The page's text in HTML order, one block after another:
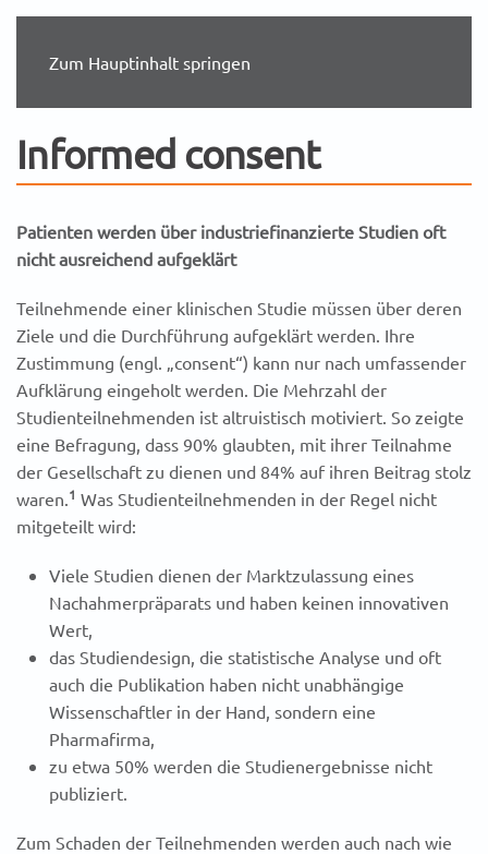
Zum Hauptinhalt springen
Informed consent
Patienten werden über industriefinanzierte Studien oft
nicht ausreichend aufgeklärt
Teilnehmende einer klinischen Studie müssen über deren
Ziele und die Durchführung aufgeklärt werden. Ihre
Zustimmung (engl. „consent“) kann nur nach umfassender
Aufklärung eingeholt werden. Die Mehrzahl der
Studienteilnehmenden ist altruistisch motiviert. So zeigte
eine Befragung, dass 90% glaubten, mit ihrer Teilnahme
der Gesellschaft zu dienen und 84% auf ihren Beitrag stolz
waren. 1 Was Studienteilnehmenden in der Regel nicht
mitgeteilt wird:
Viele Studien dienen der Marktzulassung eines
Nachahmerpräparats und haben keinen innovativen
Wert,
das Studiendesign, die statistische Analyse und oft
auch die Publikation haben nicht unabhängige
Wissenschaftler in der Hand, sondern eine
Pharmafirma,
zu etwa 50% werden die Studienergebnisse nicht
publiziert.
Zum Schaden der Teilnehmenden werden auch nach wie